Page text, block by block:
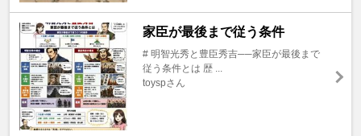
家臣が最後まで従う条件
# 明智光秀と豊臣秀吉──家臣が最後まで
従う条件とは 歴 ...
toyspさん